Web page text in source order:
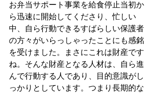
お弁当サポート事業を給食停止当初か
ら迅速に開始してくださり、忙しい
中、自ら行動できるすばらしい保護者
の方々がいらっしゃったことにも感銘
を受けました。まさにこれは財産です
ね。そんな財産となる人材は、自ら進
んで行動する人であり、目的意識がし
っかりとしています。つまり長期的な